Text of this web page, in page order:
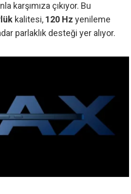
karşımıza çıkıyor. Bu
kalitesi, 120 Hz yenileme
parlaklık desteği yer alıyor.